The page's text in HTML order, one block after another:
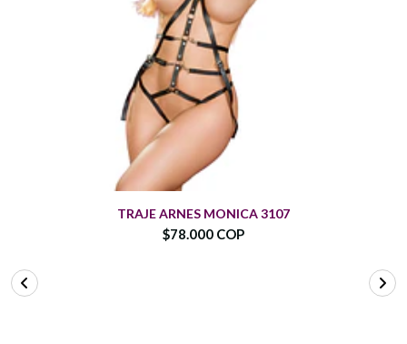
TRAJE ARNES MONICA 3107
$78.000 COP